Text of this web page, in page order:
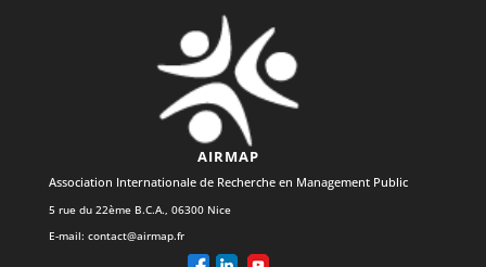
AIRMAP
Association Internationale de Recherche en Management Public
5 rue du 22ème B.C.A., 06300 Nice
E-mail: contact@airmap.fr